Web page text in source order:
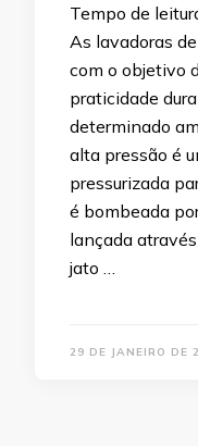
Tempo de
As lavadoras
com o objetivo
praticidade
determinado
alta pressão é
pressurizada
é bombeada
lançada
jato …
29 DE JANEIRO DE